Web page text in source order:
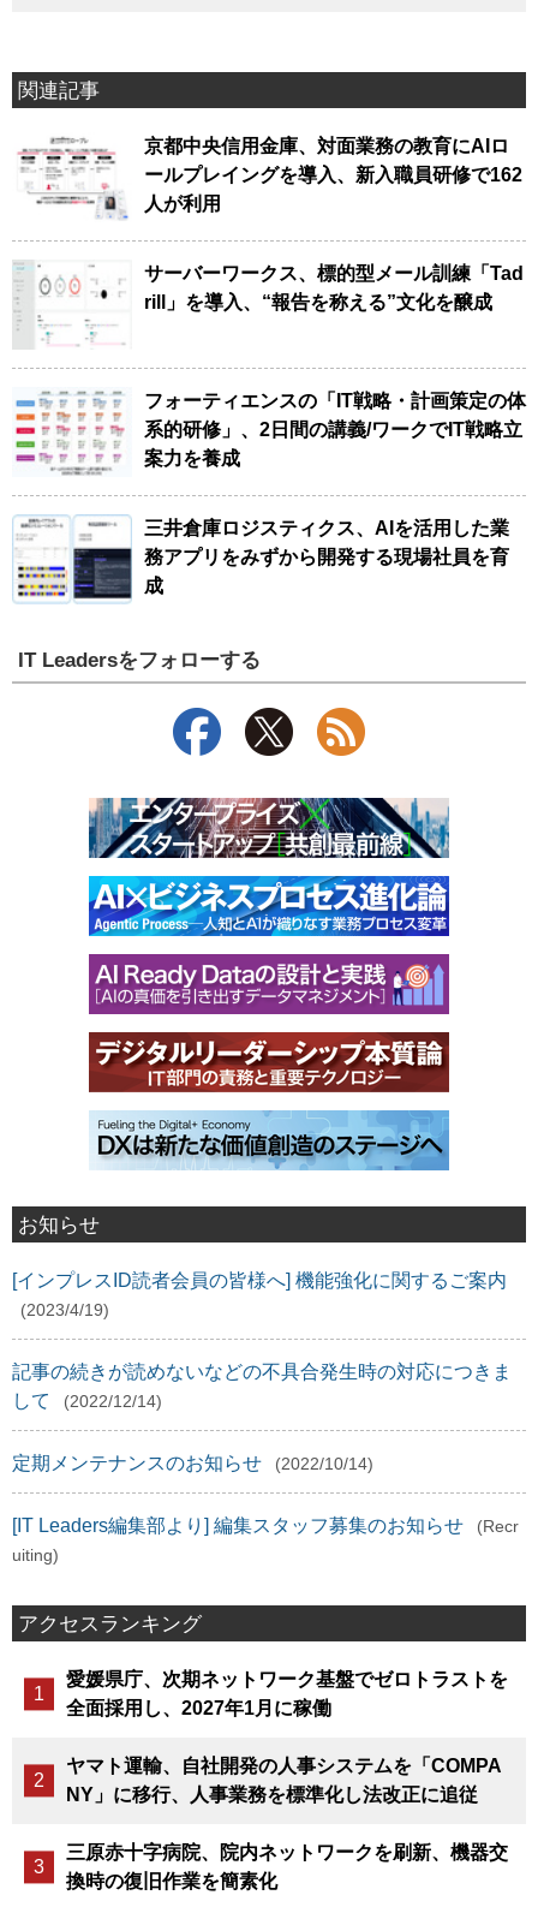
関連記事
京都中央信用金庫、対面業務の教育にAIロ
ールプレイングを導入、新入職員研修で162
人が利用
サーバーワークス、標的型メール訓練「Tad
rill」を導入、“報告を称える”文化を醸成
フォーティエンスの「IT戦略・計画策定の体
系的研修」、2日間の講義/ワークでIT戦略立
案力を養成
三井倉庫ロジスティクス、AIを活用した業
務アプリをみずから開発する現場社員を育
成
IT Leadersをフォローする
お知らせ
[インプレスID読者会員の皆様へ] 機能強化に関するご案内
(2023/4/19)
記事の続きが読めないなどの不具合発生時の対応につきま
して
(2022/12/14)
定期メンテナンスのお知らせ (2022/10/14)
[IT Leaders編集部より] 編集スタッフ募集のお知らせ
(Recr
uiting)
アクセスランキング
愛媛県庁、次期ネットワーク基盤でゼロトラストを
全面採用し、2027年1月に稼働
ヤマト運輸、自社開発の人事システムを「COMPA
NY」に移行、人事業務を標準化し法改正に追従
三原赤十字病院、院内ネットワークを刷新、機器交
換時の復旧作業を簡素化